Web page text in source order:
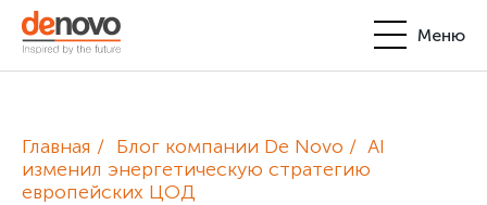
Меню
De Novo
+380-44-200-93-39
Главная Блог компании De Novo
AI
изменил энергетическую стратегию
европейских ЦОД